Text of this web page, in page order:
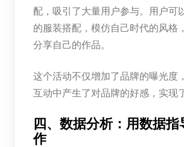
配，吸引了大量用户参与。用户可
的服装搭配，模仿自己时代的风格
分享自己的作品。
这个活动不仅增加了品牌的曝光度
互动中产生了对品牌的好感，实现
四、数据分析：用数据指
作